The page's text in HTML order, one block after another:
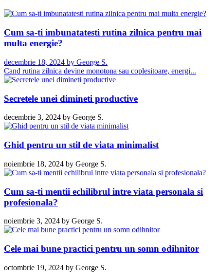
Cum sa-ti imbunatatesti rutina zilnica pentru mai
multa energie?
decembrie 18, 2024 by George S.
Cand rutina zilnica devine monotona sau coplesitoare, energi...
Secretele unei dimineti productive
decembrie 3, 2024 by George S.
Ghid pentru un stil de viata minimalist
noiembrie 18, 2024 by George S.
Cum sa-ti mentii echilibrul intre viata personala si
profesionala?
noiembrie 3, 2024 by George S.
Cele mai bune practici pentru un somn odihnitor
octombrie 19, 2024 by George S.